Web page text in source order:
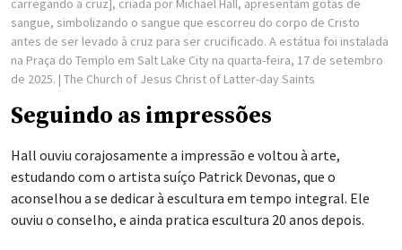
carregando a cruz], criada por Michael Hall, apresentam gotas de
sangue, simbolizando o sangue que escorreu do corpo de Cristo
antes de ser levado à cruz para ser crucificado. A estátua foi instalada
na Praça do Templo em Salt Lake City na quarta-feira, 17 de setembro
de 2025. | The Church of Jesus Christ of Latter-day Saints
Seguindo as impressões
Hall ouviu corajosamente a impressão e voltou à arte,
estudando com o artista suíço Patrick Devonas, que o
aconselhou a se dedicar à escultura em tempo integral. Ele
ouviu o conselho, e ainda pratica escultura 20 anos depois.